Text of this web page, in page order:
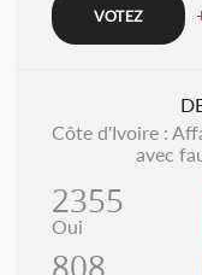
Côte d'Ivoire :
avec
2355
Oui